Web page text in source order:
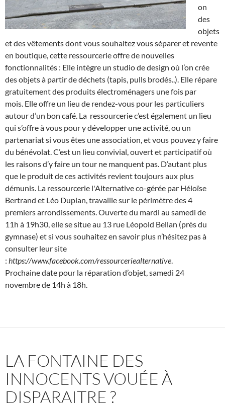
on
des
objets
et des vêtements dont vous souhaitez vous séparer et revente
en boutique, cette ressourcerie offre de nouvelles
fonctionnalités : Elle intègre un studio de design où l’on crée
des objets à partir de déchets (tapis, pulls brodés..). Elle répare
gratuitement des produits électroménagers une fois par
mois. Elle offre un lieu de rendez-vous pour les particuliers
autour d’un bon café. La ressourcerie c’est également un lieu
qui s’offre à vous pour y développer une activité, ou un
partenariat si vous êtes une association, et vous pouvez y faire
du bénévolat. C’est un lieu convivial, ouvert et participatif où
les raisons d’y faire un tour ne manquent pas. D’autant plus
que le produit de ces activités revient toujours aux plus
démunis. La ressourcerie l'Alternative co-gérée par Héloïse
Bertrand et Léo Duplan, travaille sur le périmètre des 4
premiers arrondissements. Ouverte du mardi au samedi de
11h à 19h30, elle se situe au 13 rue Léopold Bellan (près du
gymnase) et si vous souhaitez en savoir plus n’hésitez pas à
consulter leur site
: https://www.facebook.com/ressourceriealternative.
Prochaine date pour la réparation d’objet, samedi 24
novembre de 14h à 18h.
LA FONTAINE DES
INNOCENTS VOUÉE À
DISPARAITRE ?